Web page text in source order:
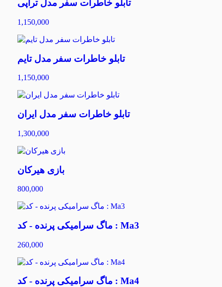
تابلو خاطرات سفر مدل تراپی
1,150,000
تابلو خاطرات سفر مدل تایم
1,150,000
تابلو خاطرات سفر مدل ایران
1,300,000
بازی هیرکان
800,000
ماگ سرامیکی پرنده - کد : Ma3
260,000
ماگ سرامیکی پرنده - کد : Ma4